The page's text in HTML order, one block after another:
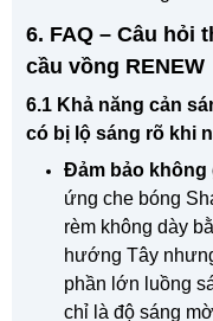
6. FAQ – Câu hỏi
cầu vồng RENEW
6.1 Khả năng cản
có bị lộ sáng rõ khi
Đảm bảo không
ứng che bóng
rèm không dày
hướng Tây
phần lớn luồng
chỉ là độ sáng